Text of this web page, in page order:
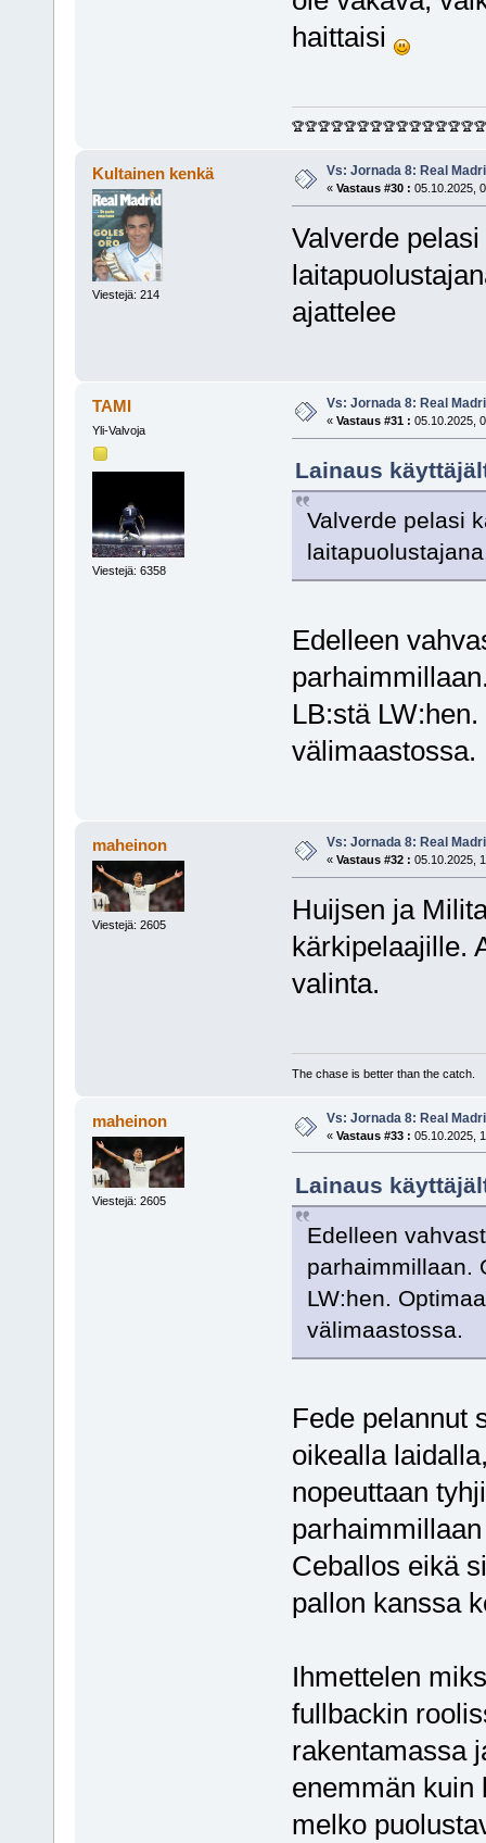
haittaisi
🏆🏆🏆🏆🏆🏆🏆🏆🏆🏆🏆🏆🏆🏆🏆
Kultainen kenkä
Viestejä: 214
Vs: Jornada 8: Real
« Vastaus #30 : 05.10.2025,
Valverde
ajattelee
TAMI
Yli-Valvoja
Viestejä: 6358
Vs: Jornada 8: Real
« Vastaus #31 : 05.10.2025,
Lainaus
Valverde pelasi
Edelleen
LB:stä
välimaastossa.
maheinon
Viestejä: 2605
Vs: Jornada 8: Real
« Vastaus #32 : 05.10.2025,
Huijsen ja
kärkipelaajille.
valinta.
The chase is better than the catch.
maheinon
Viestejä: 2605
Vs: Jornada 8: Real
« Vastaus #33 : 05.10.2025,
Lainaus
Edelleen
parhaimmillaan.
LW:hen.
välimaastossa.
Fede pelannut
oikealla
nopeuttaan
Ceballos eikä
pallon kanssa
Ihmettelen
fullbackin
rakentamassa
enemmän kuin
melko